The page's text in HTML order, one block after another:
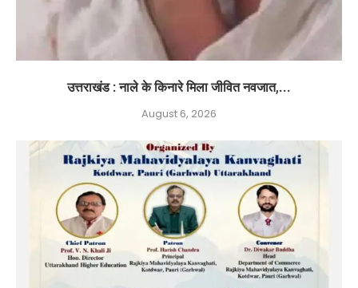
उत्तराखंड : नाले के किनारे मिला जीवित नवजात,...
August 6, 2026